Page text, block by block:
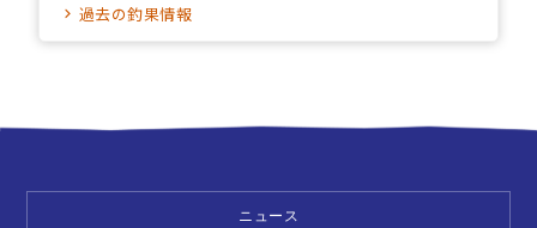
過去の釣果情報
ニュース